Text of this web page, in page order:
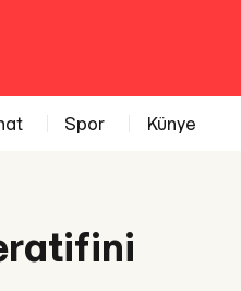
Spor Künye